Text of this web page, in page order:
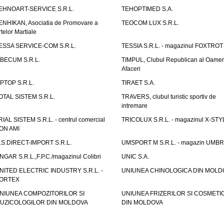
SERVICE S.R.L.
TEHOPTIMED S.A.
Asociatia de Promovare a
Martiale
TEOCOM LUX S.R.L.
SERVICE-COM S.R.L.
TESSIA S.R.L. - magazinul FOXTROT
S.R.L.
TIMPUL, Clubul Republican al
Afaceri
S.R.L.
TIRAET S.A.
SISTEM S.R.L.
TRAVERS, clubul turistic sportiv de
intremare
SISTEM S.R.L. - centrul comercial
AMI
TRICOLUX S.R.L. - magazinul X-
IMPORT S.R.L.
UMSPORT M S.R.L. - magazin
S.R.L.,F.P.C./magazinul Colibri
UNIC S.A.
ELECTRIC INDUSTRY S.R.L. -
UNIUNEA CHINOLOGICA DIN
COMPOZITORILOR SI
DIN MOLDOVA
UNIUNEA FRIZERILOR SI
DIN MOLDOVA